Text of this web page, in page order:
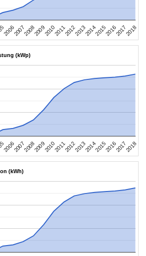
2006200720082009201020112012201320142015201620172018
(kWp)
2006200720082009201020112012201320142015201620172018
(kWh)